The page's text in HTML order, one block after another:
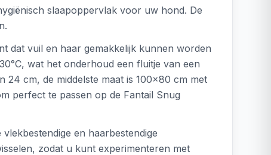
slaapoppervlak voor uw hond. De
dat vuil en haar gemakkelijk kunnen worden
wat het onderhoud een fluitje van een
24 cm, de middelste maat is 100x80 cm met
perfect te passen op de Fantail Snug
en haarbestendige
zodat u kunt experimenteren met